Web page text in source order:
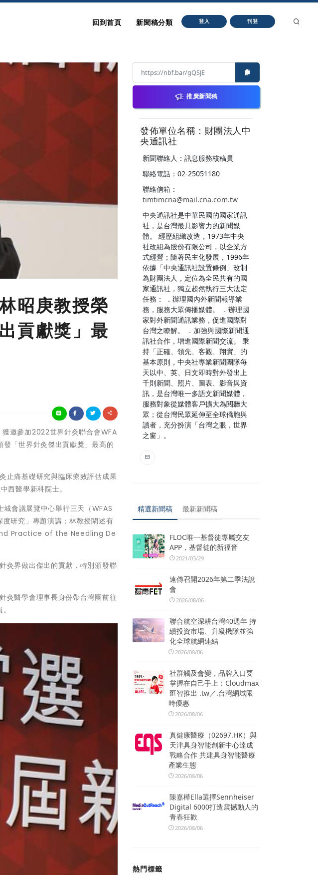
回到首頁 新聞稿分類 登入 刊登
昭庚教授榮
貢獻獎」最
邀參加2022世界針灸聯合會WFA
「世界針灸傑出貢獻獎」最高的
止痛基礎研究與臨床療效評估成果
西醫學新科院士。
會議展覽中心舉行三天（WFAS
研究」專題演講；林教授闡述有
Practice of the Needling De
灸界做出傑出的貢獻，特別頒發聯
灸醫學會理事長身份帶台灣團前往
推廣新聞稿
發佈單位名稱：財團法人中
央通訊社
新聞聯絡人：訊息服務核稿員
聯絡電話：02-25051180
聯絡信箱：
timtimcna@mail.cna.com.tw
中央通訊社是中華民國的國家通訊
社，是台灣最具影響力的新聞媒
體。 經歷組織改造，1973年中央
社改組為股份有限公司，以企業方
式經營；隨著民主化發展，1996年
依據「中央通訊社設置條例」改制
為財團法人，定位為全民共有的國
家通訊社，獨立超然執行三大法定
任務： ．辦理國內外新聞報導業
務，服務大眾傳播媒體。 ．辦理國
家對外新聞通訊業務，促進國際對
台灣之瞭解。 ．加強與國際新聞通
訊社合作，增進國際新聞交流。 秉
持「正確、領先、客觀、翔實」的
基本原則，中央社專業新聞團隊每
天以中、英、日文即時對外發出上
千則新聞、照片、圖表、影音與資
訊，是台灣唯一多語文新聞媒體，
服務對象從媒體客戶擴大為閱聽大
眾；從台灣民眾延伸至全球僑胞與
讀者，充分扮演「台灣之眼，世界
之窗」。
精選新聞稿 最新新聞稿
FLOC唯一基督徒專屬交友
APP，基督徒的新福音
2021/03/29
遠傳召開2026年第二季法說
會
2026/08/06
聯合航空深耕台灣40週年 持
續投資市場、升級機隊並強
化全球航網連結
2026/08/06
社群觸及會變，品牌入口要
掌握在自己手上：Cloudmax
匯智推出 .tw／.台灣網域限
時優惠
2026/08/06
真健康醫療（02697.HK）與
天津具身智能創新中心達成
戰略合作 共建具身智能醫療
產業生態
2026/08/06
陳嘉樺Ella選擇Sennheiser
Digital 6000打造震撼動人的
青春狂歡
2026/08/06
熱門標籤